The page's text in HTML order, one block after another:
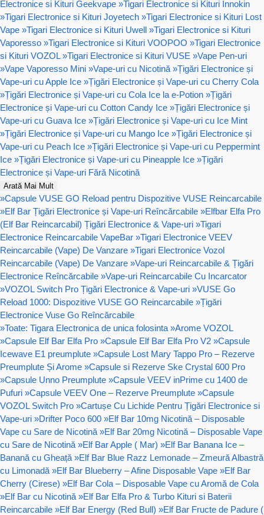
Electronice si Kituri Geekvape »Tigari Electronice si Kituri Innokin
»Tigari Electronice si Kituri Joyetech »Tigari Electronice si Kituri Lost
Vape »Tigari Electronice si Kituri Uwell »Tigari Electronice si Kituri
Vaporesso »Tigari Electronice si Kituri VOOPOO »Tigari Electronice
si Kituri VOZOL »Tigari Electronice si Kituri VUSE »Vape Pen-uri
»Vape Vaporesso Mini »Vape-uri cu Nicotină »Țigări Electronice și
Vape-uri cu Apple Ice »Țigări Electronice și Vape-uri cu Cherry Cola
»Țigări Electronice și Vape-uri cu Cola Ice la e-Potion »Țigări
Electronice și Vape-uri cu Cotton Candy Ice »Țigări Electronice și
Vape-uri cu Guava Ice »Țigări Electronice și Vape-uri cu Ice Mint
»Țigări Electronice și Vape-uri cu Mango Ice »Țigări Electronice și
Vape-uri cu Peach Ice »Țigări Electronice și Vape-uri cu Peppermint
Ice »Țigări Electronice și Vape-uri cu Pineapple Ice »Țigări
Electronice și Vape-uri Fără Nicotină
Arată Mai Mult
»Capsule VUSE GO Reload pentru Dispozitive VUSE Reincarcabile
»Elf Bar Țigări Electronice și Vape-uri Reîncărcabile »Elfbar Elfa Pro
(Elf Bar Reincarcabil) Țigări Electronice & Vape-uri »Tigari
Electronice Reincarcabile VapeBar »Tigari Electronice VEEV
Reincarcabile (Vape) De Vanzare »Tigari Electronice Vozol
Reincarcabile (Vape) De Vanzare »Vape-uri Reincarcabile & Țigări
Electronice Reîncărcabile »Vape-uri Reincarcabile Cu Incarcator
»VOZOL Switch Pro Țigări Electronice & Vape-uri »VUSE Go
Reload 1000: Dispozitive VUSE GO Reincarcabile »Țigări
Electronice Vuse Go Reîncărcabile
»Toate: Tigara Electronica de unica folosinta »Arome VOZOL
»Capsule Elf Bar Elfa Pro »Capsule Elf Bar Elfa Pro V2 »Capsule
Icewave E1 preumplute »Capsule Lost Mary Tappo Pro – Rezerve
Preumplute Și Arome »Capsule si Rezerve Ske Crystal 600 Pro
»Capsule Unno Preumplute »Capsule VEEV inPrime cu 1400 de
Pufuri »Capsule VEEV One – Rezerve Preumplute »Capsule
VOZOL Switch Pro »Cartușe Cu Lichide Pentru Țigări Electronice si
Vape-uri »Drifter Poco 600 »Elf Bar 10mg Nicotină – Disposable
Vape cu Sare de Nicotină »Elf Bar 20mg Nicotină – Disposable Vape
cu Sare de Nicotină »Elf Bar Apple ( Mar) »Elf Bar Banana Ice –
Banană cu Gheață »Elf Bar Blue Razz Lemonade – Zmeură Albastră
cu Limonadă »Elf Bar Blueberry – Afine Disposable Vape »Elf Bar
Cherry (Cirese) »Elf Bar Cola – Disposable Vape cu Aromă de Cola
»Elf Bar cu Nicotină »Elf Bar Elfa Pro & Turbo Kituri si Baterii
Reincarcabile »Elf Bar Energy (Red Bull) »Elf Bar Fructe de Padure (